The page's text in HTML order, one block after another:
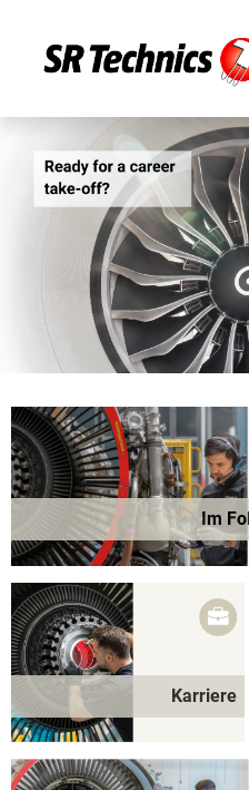
Englisch
Im Fokus: Mechaniker-
FAQ
Bewerbungstipps
Im
Karriere